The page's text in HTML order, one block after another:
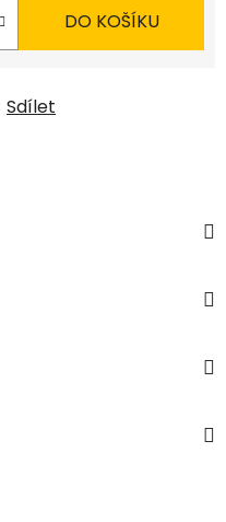
DO KOŠÍKU
Sdílet